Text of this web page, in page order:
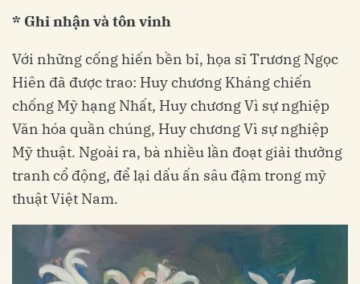
* Ghi nhận và tôn vinh
Với những cống hiến bền bỉ, họa sĩ Trương Ngọc
Hiên đã được trao: Huy chương Kháng chiến
chống Mỹ hạng Nhất, Huy chương Vì sự nghiệp
Văn hóa quần chúng, Huy chương Vì sự nghiệp
Mỹ thuật. Ngoài ra, bà nhiều lần đoạt giải thưởng
tranh cổ động, để lại dấu ấn sâu đậm trong mỹ
thuật Việt Nam.